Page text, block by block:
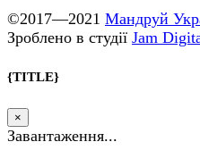
©2017—2021 Мандруй
Зроблено в студії Jam
{TITLE}
×
Завантаження...